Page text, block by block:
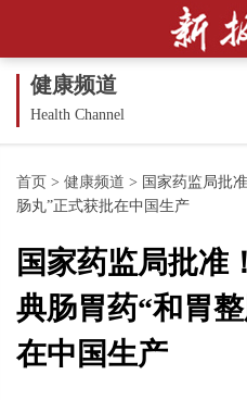
健康频道
Health Channel
首页 > 健康频道 > 国家药监局批
肠丸”正式获批在中国生产
国家药监局批准
典肠胃药“和胃
在中国生产